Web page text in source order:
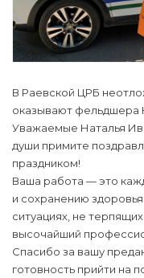
В Раевской ЦРБ
оказывают фельдшера
Уважаемые Наталья
души примите
праздником!
Ваша работа — это
и сохранению
ситуациях, не
высочайший
Спасибо за вашу
готовность прийти на